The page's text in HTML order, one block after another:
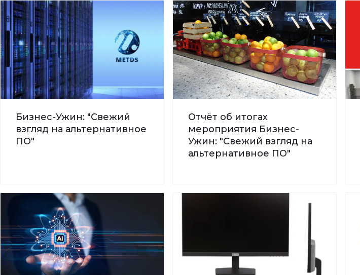
Бизнес-Ужин: "Свежий
взгляд на альтернативное
ПО"
Отчёт об итогах
мероприятия Бизнес-
Ужин: "Свежий взгляд на
альтернативное ПО"